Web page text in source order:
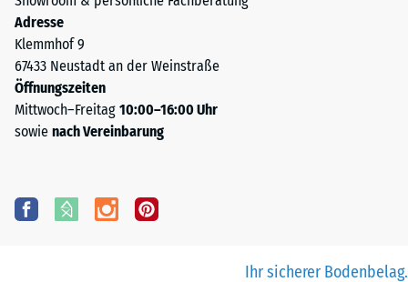
Adresse
Klemmhof 9
67433 Neustadt an der Weinstraße
Öffnungszeiten
Mittwoch–Freitag 10:00–16:00 Uhr
sowie nach Vereinbarung
Ihr sicherer Bodenbelag.